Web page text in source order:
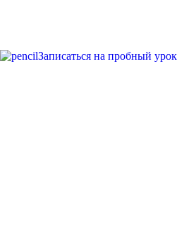
Записаться на пробный урок